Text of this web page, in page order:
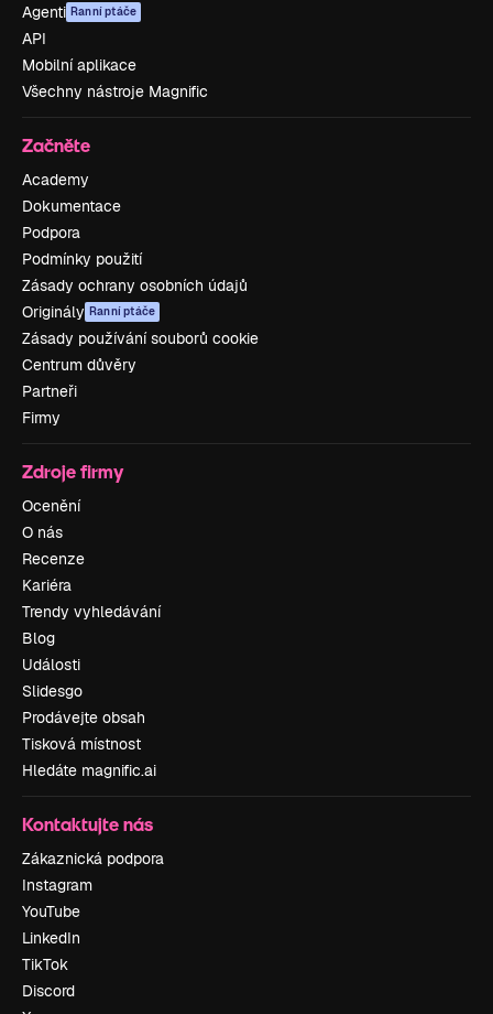
Agenti Ranní ptáče
API
Mobilní aplikace
Všechny nástroje Magnific
Začněte
Academy
Dokumentace
Podpora
Podmínky použití
Zásady ochrany osobních údajů
Originály Ranní ptáče
Zásady používání souborů cookie
Centrum důvěry
Partneři
Firmy
Zdroje firmy
Ocenění
O nás
Recenze
Kariéra
Trendy vyhledávání
Blog
Události
Slidesgo
Prodávejte obsah
Tisková místnost
Hledáte magnific.ai
Kontaktujte nás
Zákaznická podpora
Instagram
YouTube
LinkedIn
TikTok
Discord